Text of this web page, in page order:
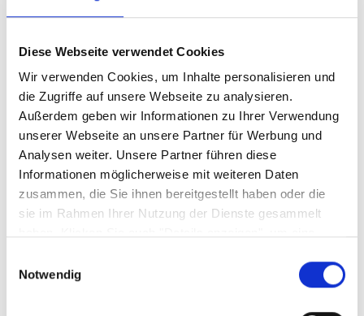
Diese Webseite verwendet Cookies
Wir verwenden Cookies, um Inhalte personalisieren und
die Zugriffe auf unsere Webseite zu analysieren.
Außerdem geben wir Informationen zu Ihrer Verwendung
unserer Webseite an unsere Partner für Werbung und
Analysen weiter. Unsere Partner führen diese
Informationen möglicherweise mit weiteren Daten
zusammen, die Sie ihnen bereitgestellt haben oder die
sie im Rahmen Ihrer Nutzung der Dienste gesammelt
Information dazu und die Möglichkeit, Ihre Auswahl im
Notwendig
Produktgalerie überspringen
Sofort abholbereit